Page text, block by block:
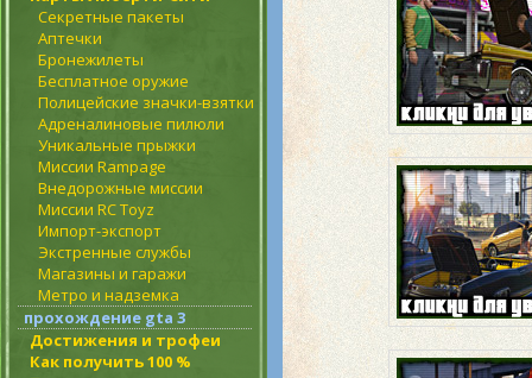
Секретные пакеты
Аптечки
Бронежилеты
Бесплатное оружие
Полицейские значки-взятки
Адреналиновые пилюли
Уникальные прыжки
Миссии Rampage
Внедорожные миссии
Миссии RC Toyz
Импорт-экспорт
Экстренные службы
Магазины и гаражи
Метро и надземка
прохождение gta 3
Достижения и трофеи
Как получить 100 %